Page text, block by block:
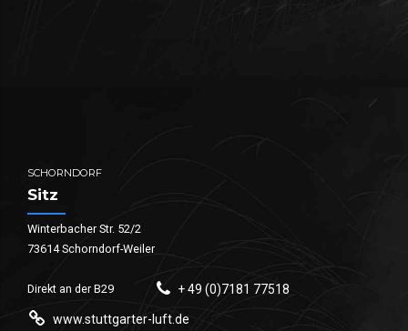
SCHORNDORF
Sitz
Winterbacher Str. 52/2
73614 Schorndorf-Weiler
Direkt an der B29 + 49 (0)7181 77518
www.stuttgarter-luft.de